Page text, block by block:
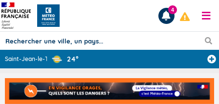
Prévisions
TOUS LES RÉSULTATS
4
Saint-Jean-le-T ... 24°